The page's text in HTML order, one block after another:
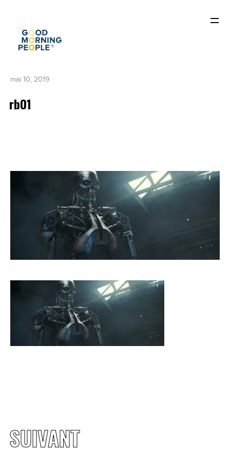
ACCUEIL
QUI SOMMES-NOUS
CONTACT
mai 10, 2019
rb01
SUIVANT